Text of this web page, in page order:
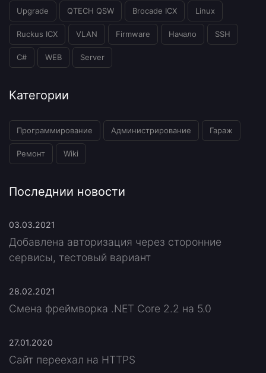
Upgrade QTECH QSW Brocade ICX Linux
Ruckus ICX VLAN Firmware Начало SSH
C# WEB Server
Категории
Программирование Администрирование Гараж
Ремонт Wiki
Последнии новости
03.03.2021
Добавлена авторизация через сторонние
сервисы, тестовый вариант
28.02.2021
Смена фреймворка .NET Core 2.2 на 5.0
27.01.2020
Сайт переехал на HTTPS